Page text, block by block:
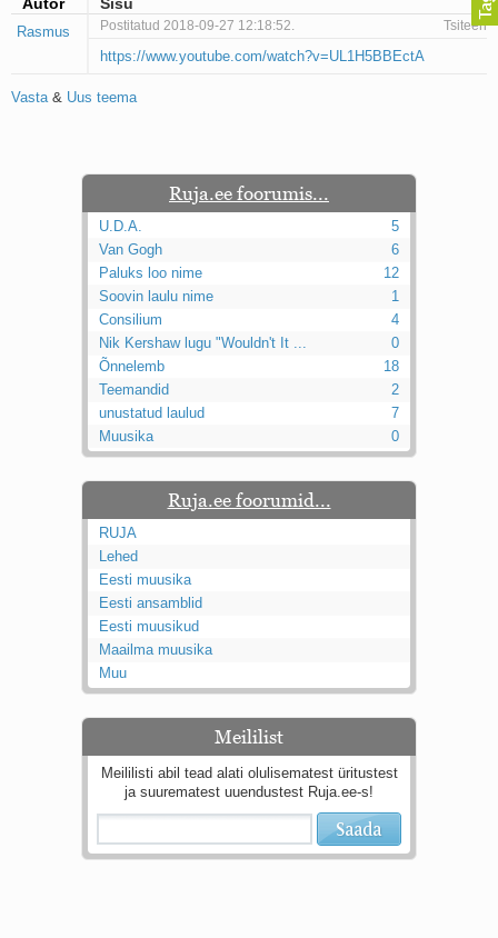
Aeg
Oota mind
Ih-ih-hii ja ah-ah-haa
Laul võimalusest
Ei mullast
Avanemine
Üleminek
Laul teost
Põhi, lõuna, ida, lääs
Elupõline kaja
Omaette
Perekondlik
Kassimäng
Läänemere lained
Üle müüri
Valgusemaastikud
Kaks pihtimust
Ahtumine
Braueri lint
Rasmus Postitatud 2018-09-27 12:18:52. Tsiteeri
https://www.youtube.com/watch?v=UL1H5BBEctA
Vasta& Uus teema
Ruja.ee foorumis...
U.D.A.
5
Van Gogh
6
Paluks loo nime
12
Soovin laulu nime
1
Consilium
4
Nik Kershaw lugu "Wouldn't It ...
0
Õnnelemb
18
Teemandid
2
unustatud laulud
7
Muusika
0
Ruja.ee foorumid...
RUJA
Lehed
Eesti muusika
Eesti ansamblid
Eesti muusikud
Maailma muusika
Muu
Meililist
Meililisti abil tead alati olulisematest üritustest
ja suurematest uuendustest Ruja.ee-s!